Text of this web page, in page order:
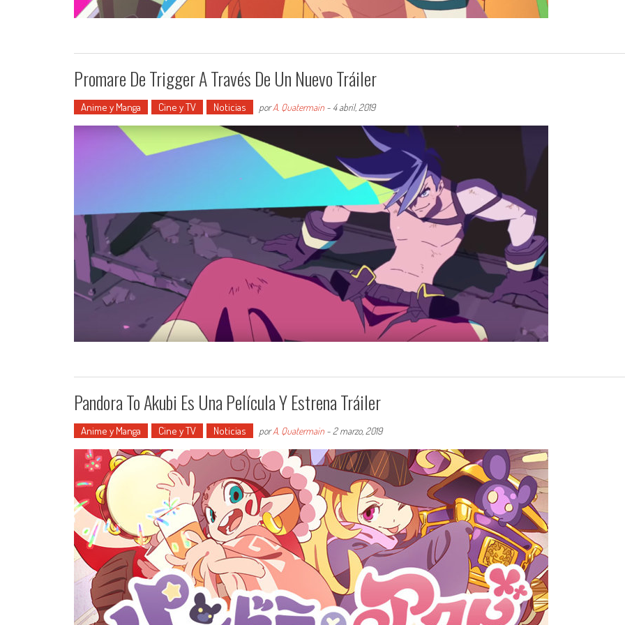
Promare De Trigger A Través De Un Nuevo Tráiler
Anime y Manga Cine y TV Noticias porA. Quatermain - 4 abril, 2019
Pandora To Akubi Es Una Película Y Estrena Tráiler
Anime y Manga Cine y TV Noticias porA. Quatermain - 2 marzo, 2019